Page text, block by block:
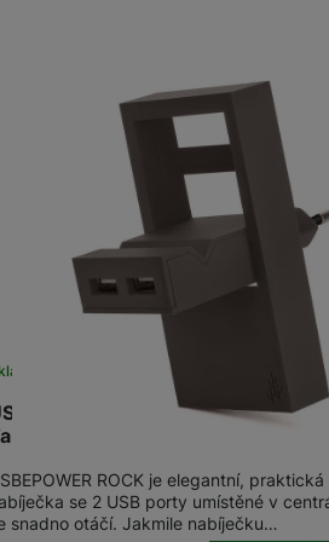
Klávesnice k tabletům
Příslušenství k
fotoaparátům
Stativy
Blesky
Fotopouzdra a batohy
Sluneční clony
Krytky
Mikrofony
Fólie Mobile
ROCK Pocket
ROCK je elegantní,
se 2 USB porty umístěné v
snadno otáčí. Jakmile nabíječku…